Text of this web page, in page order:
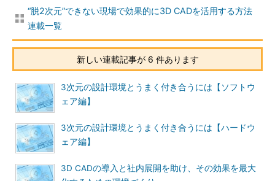
“脱2次元”できない現場で効果的に3D CADを活用する方法
連載一覧
新しい連載記事が 6 件あります
3次元の設計環境とうまく付き合うには【ソフトウ
ェア編】
3次元の設計環境とうまく付き合うには【ハードウ
ェア編】
3D CADの導入と社内展開を助け、その効果を最大